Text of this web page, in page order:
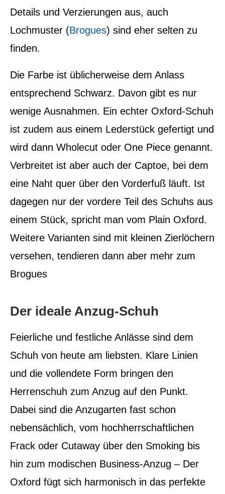
Details und Verzierungen aus, auch
Lochmuster (Brogues) sind eher selten zu
finden.
Die Farbe ist üblicherweise dem Anlass
entsprechend Schwarz. Davon gibt es nur
wenige Ausnahmen. Ein echter Oxford-Schuh
ist zudem aus einem Lederstück gefertigt und
wird dann Wholecut oder One Piece genannt.
Verbreitet ist aber auch der Captoe, bei dem
eine Naht quer über den Vorderfuß läuft. Ist
dagegen nur der vordere Teil des Schuhs aus
einem Stück, spricht man vom Plain Oxford.
Weitere Varianten sind mit kleinen Zierlöchern
versehen, tendieren dann aber mehr zum
Brogues
Der ideale Anzug-Schuh
Feierliche und festliche Anlässe sind dem
Schuh von heute am liebsten. Klare Linien
und die vollendete Form bringen den
Herrenschuh zum Anzug auf den Punkt.
Dabei sind die Anzugarten fast schon
nebensächlich, vom hochherrschaftlichen
Frack oder Cutaway über den Smoking bis
hin zum modischen Business-Anzug – Der
Oxford fügt sich harmonisch in das perfekte